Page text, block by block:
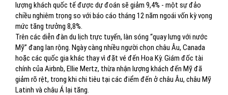
lượng khách quốc tế được dự đoán sẽ giảm 9,4% - một sự đảo
chiều nghiêm trọng so với báo cáo tháng 12 năm ngoái vốn kỳ vọng
mức tăng trưởng 8,8%.
Trên các diễn đàn du lịch trực tuyến, làn sóng “quay lưng với nước
Mỹ” đang lan rộng. Ngày càng nhiều người chọn châu Âu, Canada
hoặc các quốc gia khác thay vì đặt vé đến Hoa Kỳ. Giám đốc tài
chính của Airbnb, Ellie Mertz, thừa nhận lượng khách đến Mỹ đã
giảm rõ rệt, trong khi chi tiêu tại các điểm đến ở châu Âu, châu Mỹ
Latinh và châu Á lại tăng.